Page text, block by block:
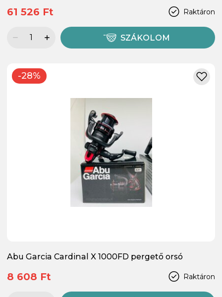
Raktáron
61 526 Ft
SZÁKOLOM
-28%
Abu Garcia Cardinal X 1000FD pergető orsó
Raktáron
8 608 Ft